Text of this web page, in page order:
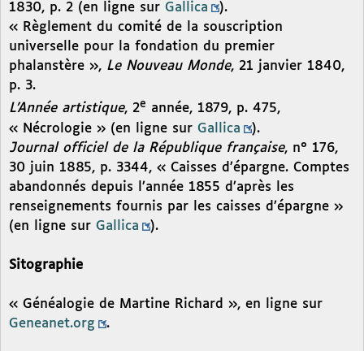
1830, p. 2 (en ligne sur Gallica
).
« Règlement du comité de la souscription
universelle pour la fondation du premier
phalanstère », Le Nouveau Monde, 21 janvier 1840,
p. 3.
L’Année artistique, 2e année, 1879, p. 475,
« Nécrologie » (en ligne sur Gallica
).
Journal officiel de la République française, n° 176,
30 juin 1885, p. 3344, « Caisses d’épargne. Comptes
abandonnés depuis l’année 1855 d’après les
renseignements fournis par les caisses d’épargne »
(en ligne sur Gallica ).
Sitographie
« Généalogie de Martine Richard », en ligne sur
Geneanet.org
.